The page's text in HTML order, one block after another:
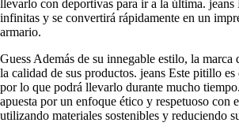
llevarlo con deportivas para ir a la última.
infinitas y se convertirá rápidamente en un
armario.
Guess Además de su innegable estilo, la marca
la calidad de sus productos. jeans Este pitillo es
por lo que podrá llevarlo durante mucho
apuesta por un enfoque ético y respetuoso con
utilizando materiales sostenibles y reduciendo